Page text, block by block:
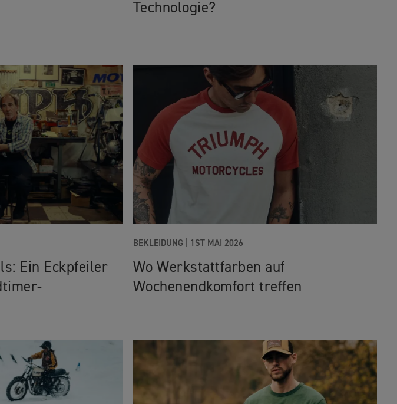
Technologie?
Ein Eckpfeiler
BEKLEIDUNG| 1ST MAI 2026
Wo Werkstattfarben auf
Wochenendkomfort treffen